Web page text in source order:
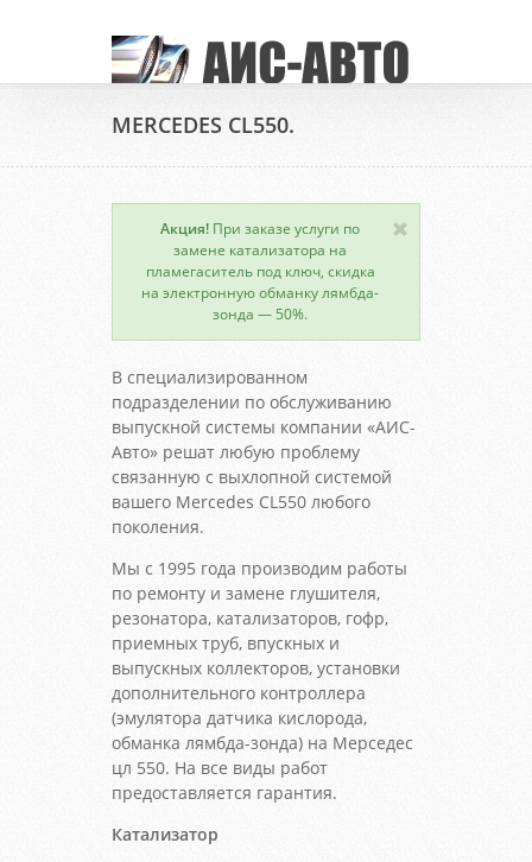
MERCEDES CL550.
Акция! При заказе услуги по
замене катализатора на
пламегаситель под ключ, скидка
на электронную обманку лямбда-
зонда — 50%.
В специализированном
подразделении по обслуживанию
выпускной системы компании «АИС-
Авто» решат любую проблему
связанную с выхлопной системой
вашего Mercedes CL550 любого
поколения.
Мы с 1995 года производим работы
по ремонту и замене глушителя,
резонатора, катализаторов, гофр,
приемных труб, впускных и
выпускных коллекторов, установки
дополнительного контроллера
(эмулятора датчика кислорода,
обманка лямбда-зонда) на Мерседес
цл 550. На все виды работ
предоставляется гарантия.
Катализатор